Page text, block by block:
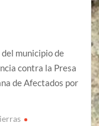
municipio de
contra la Presa
de Afectados por